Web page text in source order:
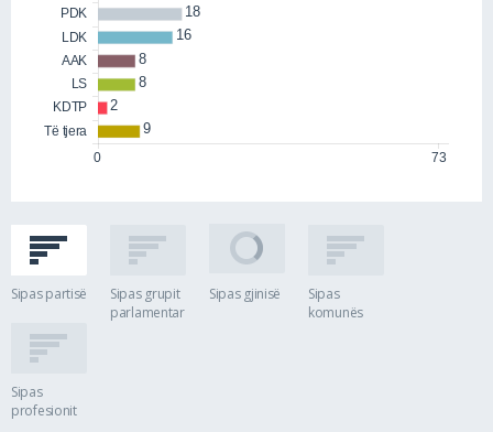
Sipas partisë
Sipas grupit
parlamentar
Sipas gjinisë
Sipas
komunës
Sipas
profesionit